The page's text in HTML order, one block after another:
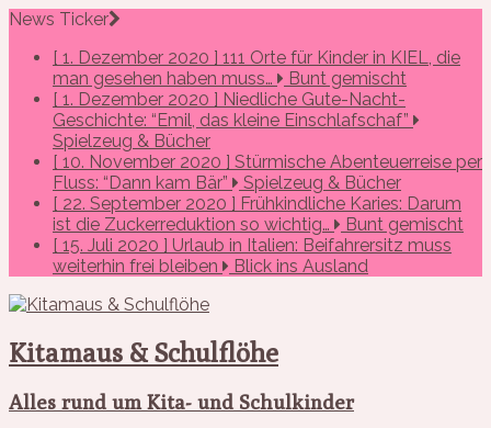
News Ticker
[ 1. Dezember 2020 ] 111 Orte für Kinder in KIEL, die
man gesehen haben muss…
Bunt gemischt
[ 1. Dezember 2020 ] Niedliche Gute-Nacht-
Geschichte: “Emil, das kleine Einschlafschaf”
Spielzeug & Bücher
[ 10. November 2020 ] Stürmische Abenteuerreise per
Fluss: “Dann kam Bär”
Spielzeug & Bücher
[ 22. September 2020 ] Frühkindliche Karies: Darum
ist die Zuckerreduktion so wichtig…
Bunt gemischt
[ 15. Juli 2020 ] Urlaub in Italien: Beifahrersitz muss
weiterhin frei bleiben
Blick ins Ausland
Kitamaus & Schulflöhe
Alles rund um Kita- und Schulkinder